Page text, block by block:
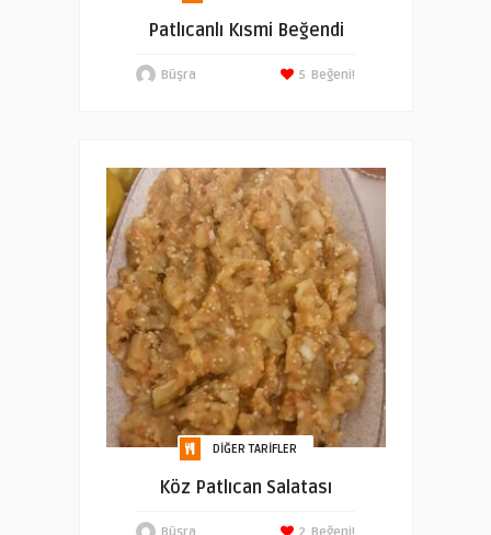
Patlıcanlı Kısmi Beğendi
Büşra Beğeni!
5
DIĞER TARIFLER
Köz Patlıcan Salatası